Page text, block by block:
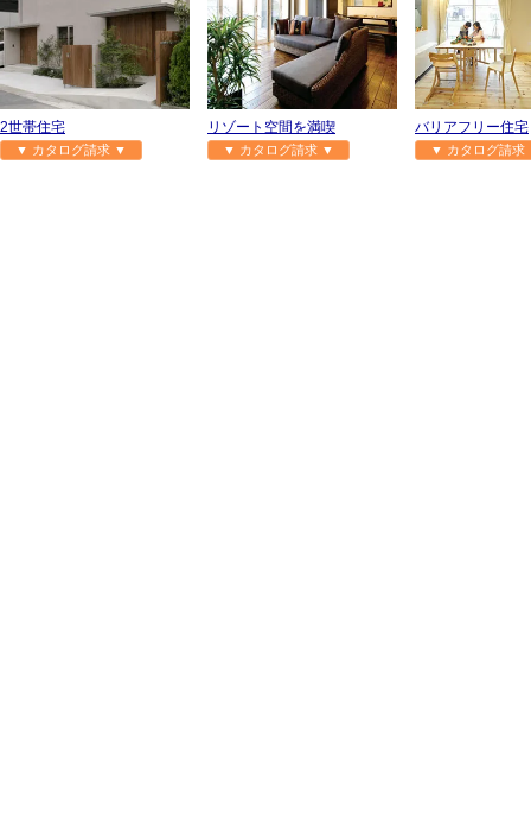
2世帯住宅
▼ カタログ請求 ▼
リゾート空間を満喫
▼ カタログ請求 ▼
バリアフリー住宅
▼ カタログ請